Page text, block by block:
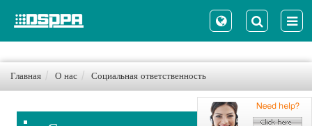
Главная О нас Социальная ответственность